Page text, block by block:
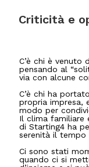
Criticità e
C’è chi è venuto
pensando al
via con alcune
C’è chi ha
propria impresa,
modo per
Il clima familiare
di Starting4 ha
serenità il tempo
Ci sono stati
quando ci si